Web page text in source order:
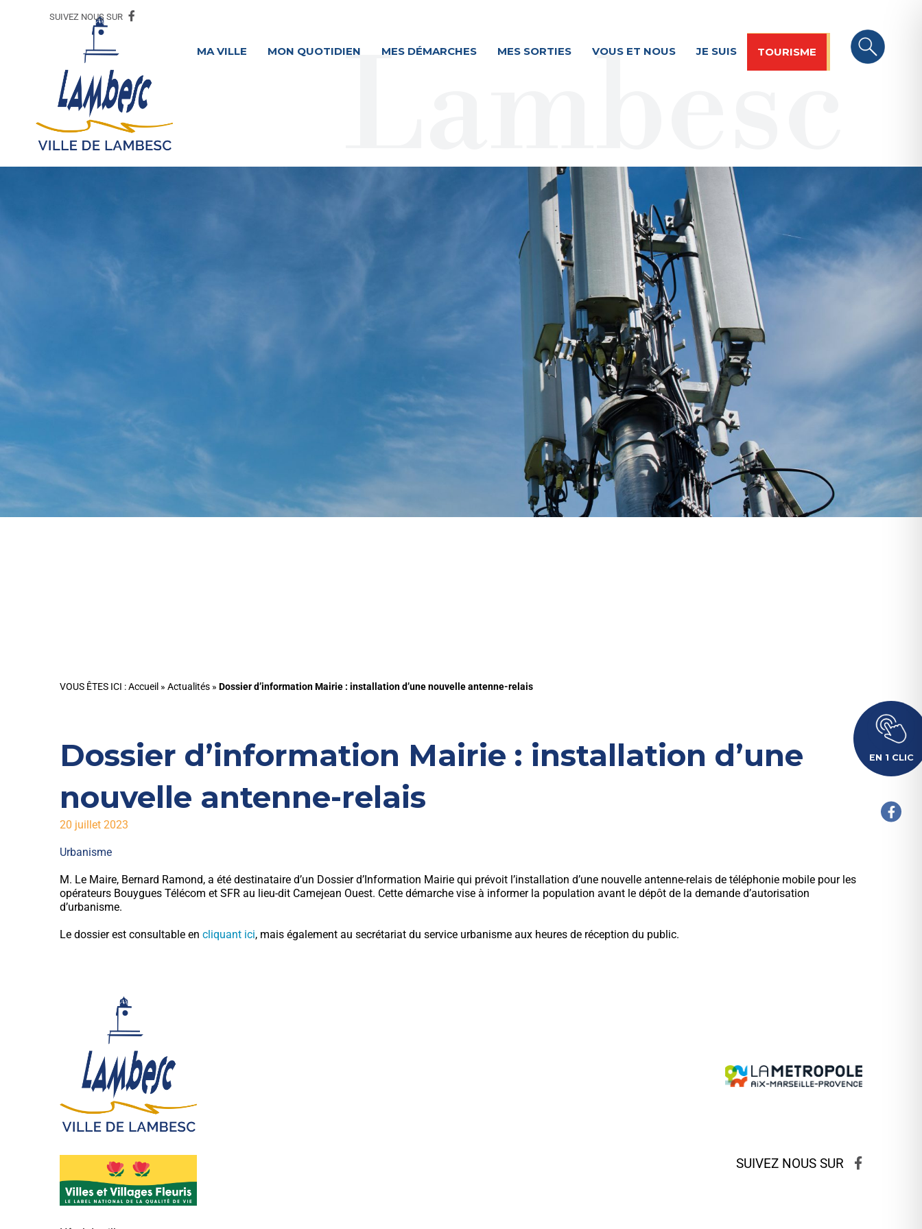
SUIVEZ NOUS SUR
MA VILLE MON QUOTIDIEN MES DÉMARCHES MES SORTIES VOUS ET NOUS JE SUIS TOURISME
EN 1 CLIC
VOUS ÊTES ICI :Accueil » Actualités » Dossier d’information Mairie : installation d’une nouvelle antenne-relais
Dossier d’information Mairie : installation d’une
nouvelle antenne-relais
20 juillet 2023
Urbanisme
M. Le Maire, Bernard Ramond, a été destinataire d’un Dossier d’Information Mairie qui prévoit l’installation d’une nouvelle antenne-relais de téléphonie mobile pour les
opérateurs Bouygues Télécom et SFR au lieu-dit Camejean Ouest. Cette démarche vise à informer la population avant le dépôt de la demande d’autorisation
d’urbanisme.
Le dossier est consultable en cliquant ici, mais également au secrétariat du service urbanisme aux heures de réception du public.
SUIVEZ NOUS SUR